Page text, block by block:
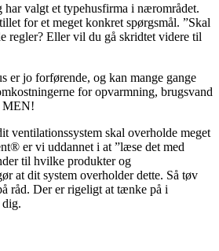
valgt et typehusfirma i nærområdet.
for et meget konkret spørgsmål. ”Skal
regler? Eller vil du gå skridtet videre til
er jo forførende, og kan mange gange
for opvarmning, brugsvand
MEN!
ventilationssystem skal overholde meget
er vi uddannet i at ”læse det med
til hvilke produkter og
at dit system overholder dette. Så tøv
råd. Der er rigeligt at tænke på i